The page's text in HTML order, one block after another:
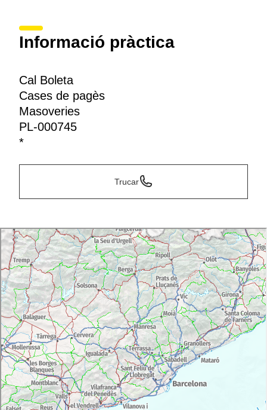
Informació pràctica
Cal Boleta
Cases de pagès
Masoveries
PL-000745
*
Trucar